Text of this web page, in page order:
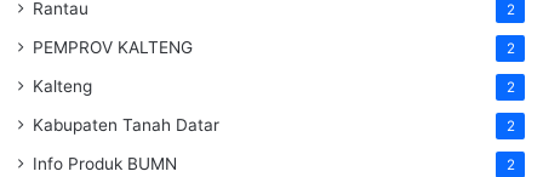
Rantau 2
PEMPROV KALTENG 2
Kalteng 2
Kabupaten Tanah Datar 2
Info Produk BUMN 2